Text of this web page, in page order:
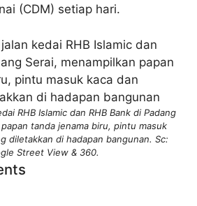
(CDM) setiap hari.
RHB Islamic dan RHB Bank di Padang
tanda jenama biru, pintu masuk
diletakkan di hadapan bangunan. Sc:
Street View & 360.